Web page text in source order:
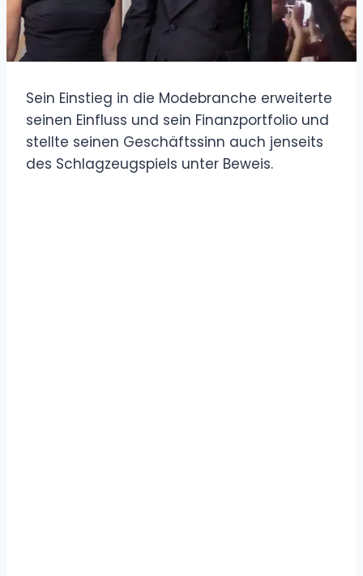
Sein Einstieg in die Modebranche erweiterte
seinen Einfluss und sein Finanzportfolio und
stellte seinen Geschäftssinn auch jenseits
des Schlagzeugspiels unter Beweis.